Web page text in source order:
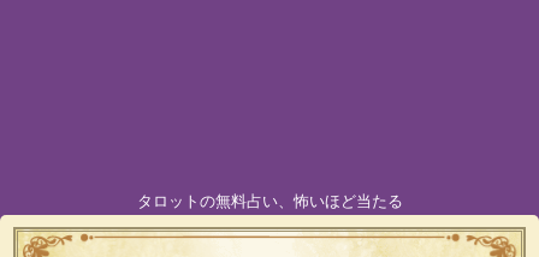
タロットの無料占い、怖いほど当たる